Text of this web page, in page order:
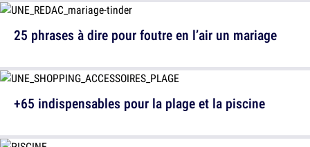
25 phrases à dire pour foutre en l’air un mariage
+65 indispensables pour la plage et la piscine